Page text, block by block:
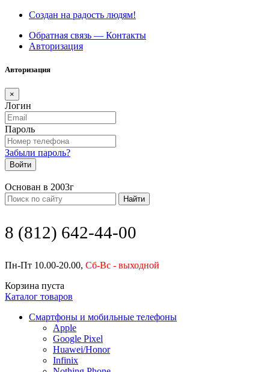
Создан на радость людям!
Обратная связь — Контакты
Авторизация
Авторизация
×
Логин
Пароль
Забыли пароль?
Войти
Основан в 2003г
Найти
8 (812) 642-44-00
Пн-Пт 10.00-20.00, Сб-Вс - выходной
Корзина пуста
Каталог товаров
Смартфоны и мобильные телефоны
Apple
Google Pixel
Huawei/Honor
Infinix